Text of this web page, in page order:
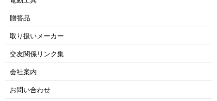
贈答品
取り扱いメーカー
交友関係リンク集
会社案内
お問い合わせ